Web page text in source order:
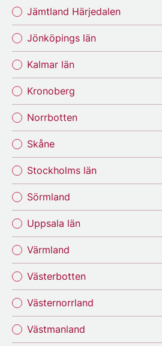
Jämtland Härjedalen
Jönköpings län
Kalmar län
Kronoberg
Norrbotten
Skåne
Stockholms län
Sörmland
Uppsala län
Värmland
Västerbotten
Västernorrland
Västmanland